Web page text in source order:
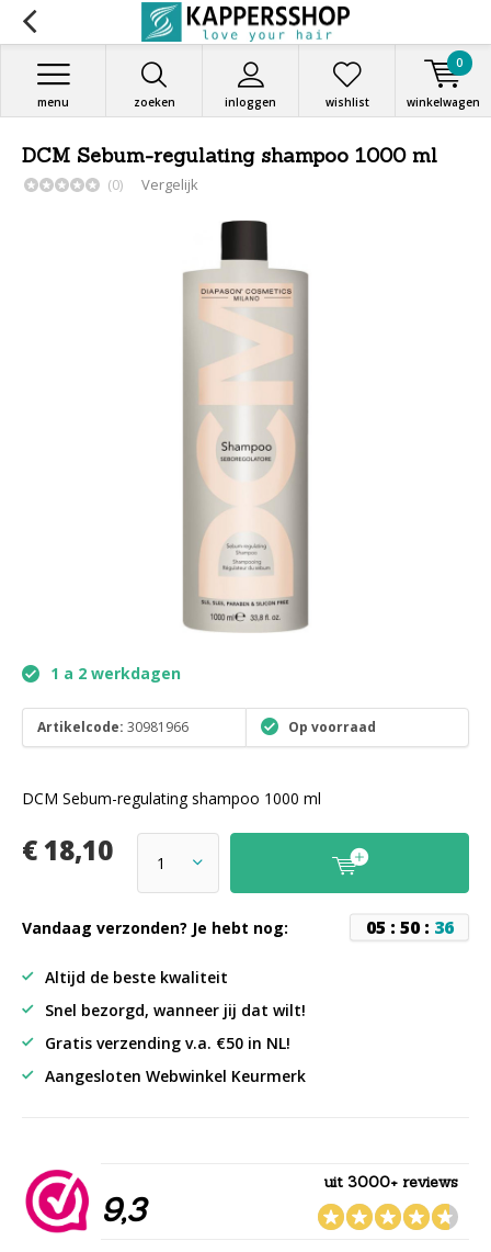
zoeken inloggen
menu wishlist winkelwagen
0
DCM Sebum-regulating shampoo 1000 ml
(0) Vergelijk
1 a 2 werkdagen
Artikelcode: 30981966 Op voorraad
DCM Sebum-regulating shampoo 1000 ml
€ 18,10
Vandaag verzonden? Je hebt nog: 05 : 50: 36
Altijd de beste kwaliteit
Snel bezorgd, wanneer jij dat wilt!
Gratis verzending v.a. €50 in NL!
Aangesloten Webwinkel Keurmerk
9,3
uit 3000+ reviews